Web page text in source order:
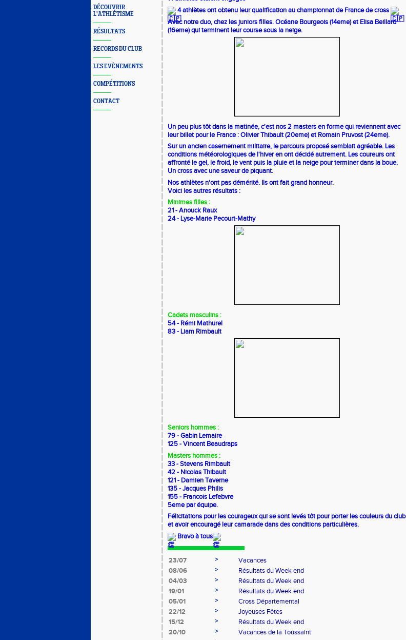
DÉCOUVRIR
L'ATHLÉTISME
RÉSULTATS
RECORDS DU CLUB
LES EVÈNEMENTS
COMPÉTITIONS
CONTACT
4 athlètes ont obtenu leur qualification au championnat de France de cross
Avec notre duo, chez les juniors filles. Océane Bourgeois (14eme) et Elisa Beillard
(16eme) qui terminent leur course sous la neige.
Un peu plus tôt dans la matinée, c'est nos 2 masters en forme qui reviennent avec
leur billet pour le France : Olivier Thibault (20eme) et Romain Pruvost (24eme).
Sur un ancien casernement militaire, le parcours proposé semblait agréable. Les
conditions météorologiques de l'hiver en ont décidé autrement. Les coureurs ont
affronté le gel, le froid, le vent puis la pluie et la neige pour terminer dans la boue.
Un cross avec une saveur de piquant.
Nos athlètes n'ont pas démérité. Ils ont fait grand honneur.
Voici les autres résultats :
Minimes filles :
21 - Anouck Raux
24 - Lyse-Marie Pecourt-Mathy
Cadets masculins :
54 - Rémi Mathurel
83 - Liam Rimbault
Seniors hommes :
79 - Gabin Lemaire
125 - Vincent Beaudraps
Masters hommes :
33 - Stevens Rimbault
42 - Nicolas Thibault
121 - Damien Taverne
135 - Jacques Philis
155 - Francois Lefebvre
5eme par équipe.
Félicitations pour les courageux qui se sont levés tôt pour porter les couleurs du club
et avoir encouragé leur camarade dans des conditions particulières.
Bravo à tous
23/07 >
Vacances
08/06
>
Résultats du Week end
04/03
>
Résultats du Week end
19/01
>
Résultats du Week end
05/01
>
Cross Départemental
22/12
>
Joyeuses Fêtes
15/12
>
Résultats du Week end
20/10
>
Vacances de la Toussaint